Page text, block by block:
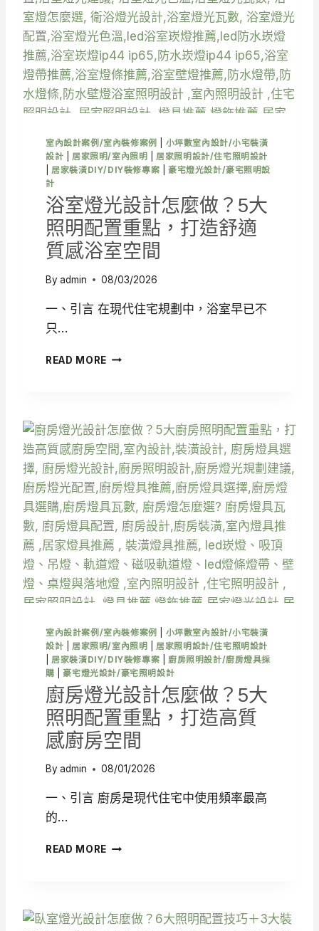
客
廳
局
與
空
間
置
、
動
規
劃
一
次
看
室內設計案例/室內裝修案例
小坪數室內設計/小宅裝潢
設計
居家照明/室內照明 |居家照明設計/住宅照明設計
|居家裝潢DIY/DIY裝修專案
豪宅燈光設計/豪宅照明設
計
浴室燈光設計怎麼做？5大
照明配置重點，打造舒適
質感浴室空間
Byadmin 08/03/2026
一、引言 在現代住宅規劃中，浴室早已不
只…
READ MORE 浴
計
怎
麼
做
？
5
大
照
明
配
置
重
，
打
造
舒
適
質
感
浴
室
間
室內設計案例/室內裝修案例
小坪數室內設計/小宅裝潢
設計
居家照明/室內照明
居家照明設計/住宅照明設計
居家裝潢DIY/DIY裝修專案
廚房照明設計/廚房燈具採
購 |豪宅燈光設計/豪宅照明設計
廚房燈光設計怎麼做？5大
照明配置重點，打造高質
感廚房空間
Byadmin 08/01/2026
一、引言 廚房是現代住宅中使用頻率最高
的…
READ MORE
計